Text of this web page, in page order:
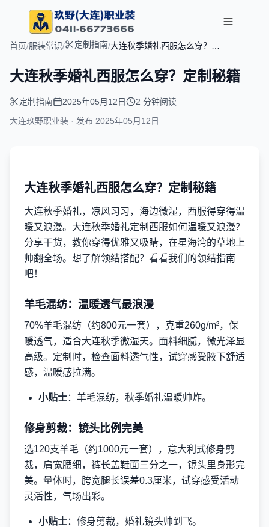
首页/服装常识/ 定制指南/大连秋季婚礼西服怎么穿？定
大连秋季婚礼西服怎么穿？定制秘籍
定制指南 2025年05月12日
2 分钟阅读
大连玖野职业装 · 发布 2025年05月12日
大连秋季婚礼西服怎么穿？定制秘籍
大连秋季婚礼，凉风习习，海边微湿，西服得穿得温
暖又浪漫。大连秋季婚礼定制西服如何温暖又浪漫？
分享干货，教你穿得优雅又吸睛，在星海湾的草地上
帅翻全场。想了解领结搭配？看看我们的领结指南
吧！
羊毛混纺：温暖透气最浪漫
70%羊毛混纺（约800元一套），克重260g/m²，保
暖透气，适合大连秋季微湿天。面料细腻，微光泽显
高级。定制时，检查面料透气性，试穿感受腋下舒适
感，温暖感拉满。
小贴士：羊毛混纺，秋季婚礼温暖帅炸。
修身剪裁：镜头比例完美
选120支羊毛（约1000元一套），意大利式修身剪
裁，肩宽腰细，裤长盖鞋面三分之一，镜头里身形完
美。量体时，胯宽腿长误差0.3厘米，试穿感受活动
灵活性，气场出彩。
小贴士：修身剪裁，婚礼镜头帅到飞。